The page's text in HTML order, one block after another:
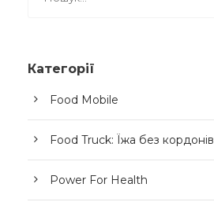
Категорії
Food Mobile
Food Truck: Їжа без кордонів
Power For Health